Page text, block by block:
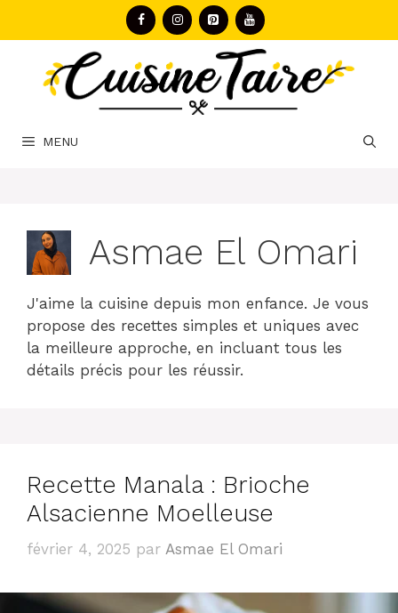
MENU
Asmae El Omari
J'aime la cuisine depuis mon enfance. Je vous
propose des recettes simples et uniques avec
la meilleure approche, en incluant tous les
détails précis pour les réussir.
Recette Manala : Brioche
Alsacienne Moelleuse
février 4, 2025 par Asmae El Omari